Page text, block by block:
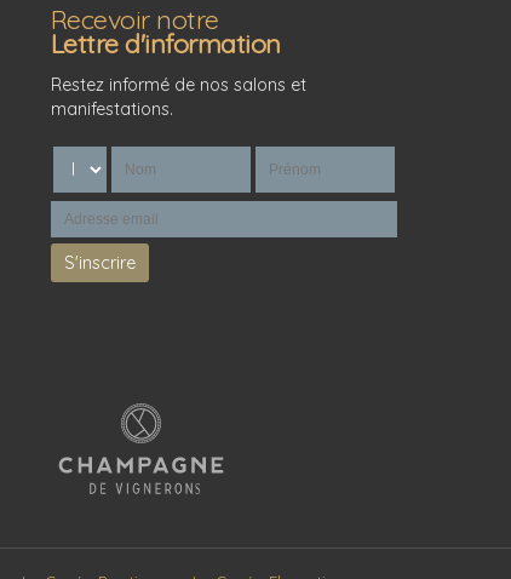
Recevoir notre
Lettre d'information
Restez informé de nos salons et
manifestations.